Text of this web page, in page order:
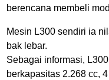
berencana membeli
Mesin L300 sendiri ia
bak lebar.
Sebagai informasi,
berkapasitas 2.268 cc,